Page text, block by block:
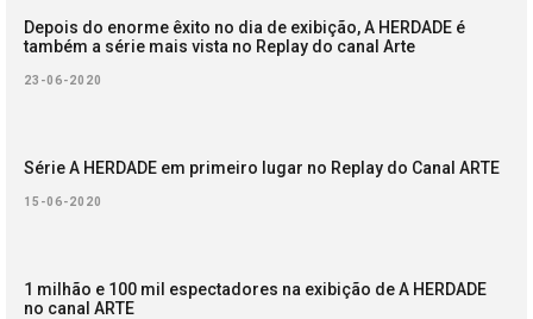
Depois do enorme êxito no dia de exibição, A HERDADE é
também a série mais vista no Replay do canal Arte
23-06-2020
Série A HERDADE em primeiro lugar no Replay do Canal ARTE
15-06-2020
1 milhão e 100 mil espectadores na exibição de A HERDADE
no canal ARTE